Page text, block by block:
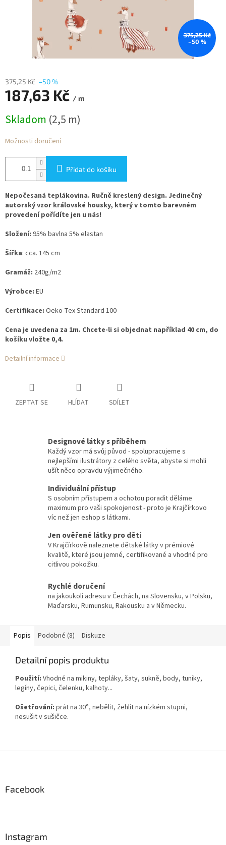
375,25 Kč
–50 %
375,25 Kč –50 %
187,63 Kč / m
cena:
Skladom (2,5 m)
Možnosti doručení
Přidat do košíku
Nepočesaná teplákovina. Ručně kreslený design. Jedinečný
autorský vzor královské housky, ​​který v tomto barevném
provedení pořídíte jen u nás!
Složení: 95% bavlna 5% elastan
Šířka: cca. 145 cm
Gramáž: 240g/m2
Výrobce: EU
Certifikace: Oeko-Tex Standard 100
Cena je uvedena za 1m. Chcete-li si objednat například 40 cm, do
košíku vložte 0,4.
Detailní informace
ZEPTAT SE HLÍDAT SDÍLET
Designové látky s příběhem
Každý vzor má svůj původ - spolupracujeme s
nejlepšími ilustrátory z celého světa, abyste si mohli
ušít něco opravdu výjimečného.
Individuální přístup
S osobním přístupem a ochotou poradit děláme
maximum pro vaši spokojenost - proto je Krajčírkovo
víc než jen eshop s látkami.
Jen ověřené látky pro děti
V Krajčírkově naleznete dětské látky v prémiové
kvalitě, které jsou jemné, certifikované a vhodné pro
citlivou pokožku.
Rychlé doručení
na jakoukoli adresu v Čechách, na Slovensku, v Polsku,
Maďarsku, Rumunsku, Rakousku a v Německu.
Popis Podobné (8) Diskuze
Detailní popis produktu
Použití: Vhodné na mikiny, tepláky, šaty, sukně, body, tuniky,
legíny, čepici, čelenku, kalhoty...
Ošetřování: prát na 30°, nebělit, žehlit na nízkém stupni,
nesušit v sušičce.
Facebook
Instagram